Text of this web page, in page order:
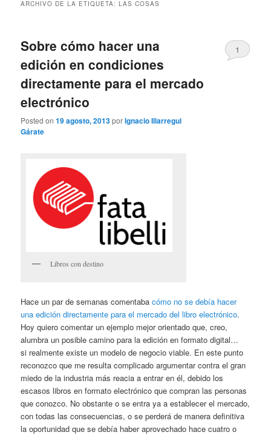
ARCHIVO DE LA ETIQUETA:LAS COSAS
Sobre cómo hacer una
edición en condiciones
directamente para el mercado
electrónico
Posted on19 agosto, 2013porIgnacio Illarregui
Gárate
1
Libros con destino
Hace un par de semanas comentabacómo no se debía hacer
una edición directamente para el mercado del libro electrónico.
Hoy quiero comentar un ejemplo mejor orientado que, creo,
alumbra un posible camino para la edición en formato digital…
si realmente existe un modelo de negocio viable. En este punto
reconozco que me resulta complicado argumentar contra el gran
miedo de la industria más reacia a entrar en él, debido los
escasos libros en formato electrónico que compran las personas
que conozco. No obstante o se entra ya a establecer el mercado,
con todas las consecuencias, o se perderá de manera definitiva
la oportunidad que se debía haber aprovechado hace cuatro o